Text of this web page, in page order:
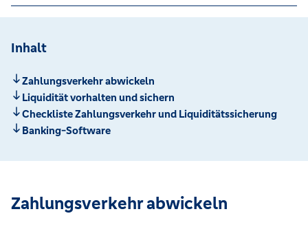
Inhalt
Zahlungsverkehr abwickeln
Liquidität vorhalten und sichern
Checkliste Zahlungsverkehr und Liquiditätssicherung
Banking-Software
Zahlungsverkehr abwickeln